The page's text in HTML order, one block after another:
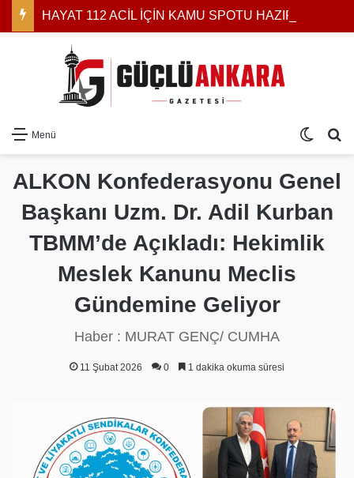
Menü Dış
ALKON Konfederasyonu Genel
Başkanı Uzm. Dr. Adil Kurban
TBMM’de Açıkladı: Hekimlik
Meslek Kanunu Meclis
Gündemine Geliyor
Haber : MURAT GENÇ/ CUMHA
11 Şubat 2026 0 1 dakika okuma süresi